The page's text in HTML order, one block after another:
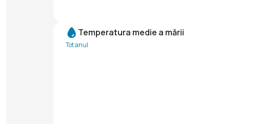
Temperatura medie a mării
Tot anul